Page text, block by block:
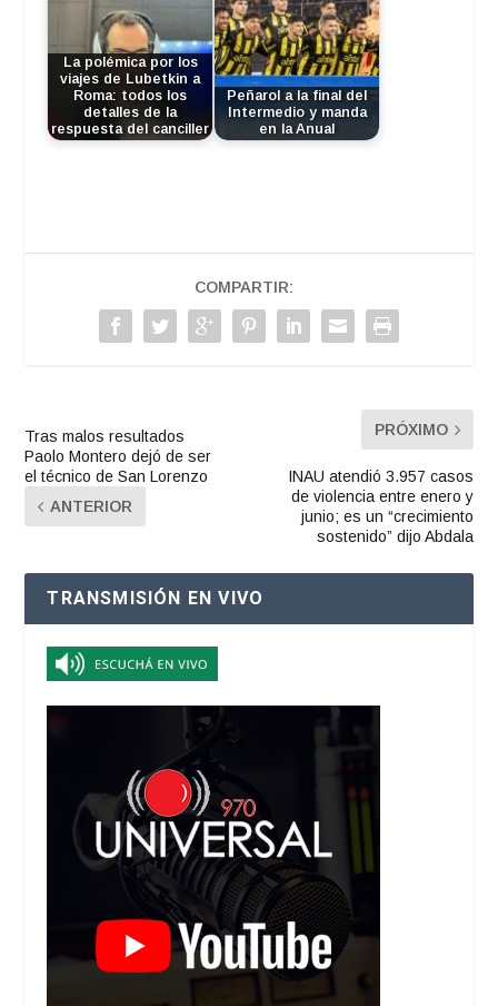
La polémica por los
viajes de Lubetkin a
Roma: todos los
detalles de la
respuesta del canciller
Peñarol a la final del
Intermedio y manda
en la Anual
COMPARTIR:
Tras malos resultados
Paolo Montero dejó de ser
el técnico de San Lorenzo
ANTERIOR
PRÓXIMO
INAU atendió 3.957 casos
de violencia entre enero y
junio; es un “crecimiento
sostenido” dijo Abdala
TRANSMISIÓN EN VIVO